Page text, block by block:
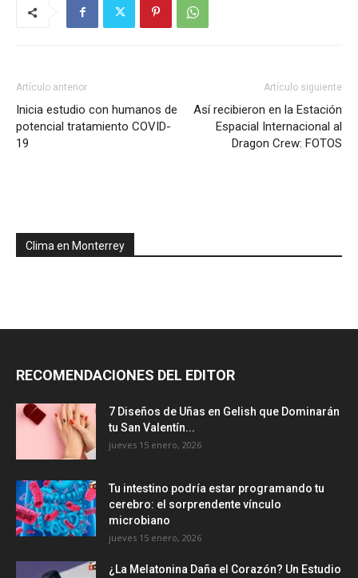
Artículo anterior
Inicia estudio con humanos de
potencial tratamiento COVID-
19
Artículo siguiente
Así recibieron en la Estación
Espacial Internacional al
Dragon Crew: FOTOS
Clima en Monterrey
RECOMENDACIONES DEL EDITOR
7 Diseños de Uñas en Gelish que Dominarán
tu San Valentín...
jueves 15 enero, 2026
Tu intestino podría estar programando tu
cerebro: el sorprendente vínculo
microbiano
jueves 15 enero, 2026
¿La Melatonina Daña el Corazón? Un Estudio